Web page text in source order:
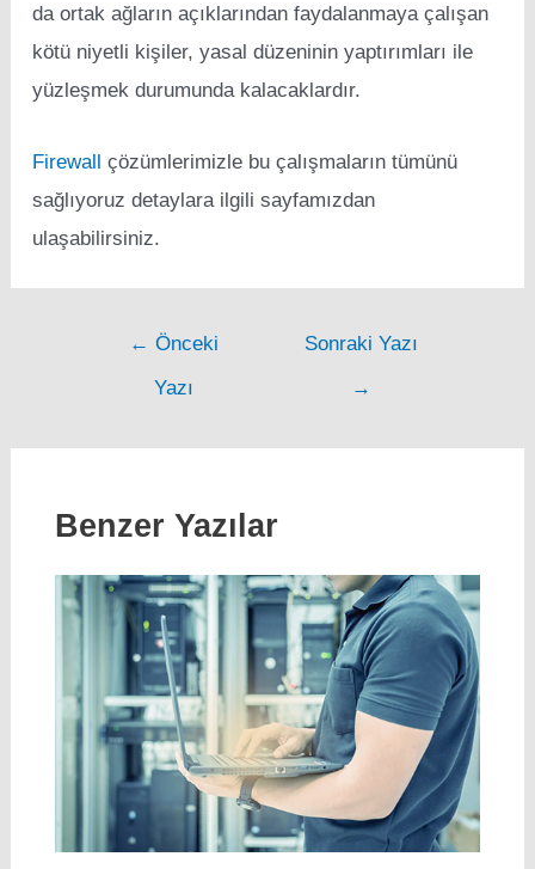
da ortak ağların açıklarından faydalanmaya çalışan
kötü niyetli kişiler, yasal düzeninin yaptırımları ile
yüzleşmek durumunda kalacaklardır.
Firewall çözümlerimizle bu çalışmaların tümünü
sağlıyoruz detaylara ilgili sayfamızdan
ulaşabilirsiniz.
navigation
← Önceki
Yazı
Sonraki Yazı
→
Benzer Yazılar